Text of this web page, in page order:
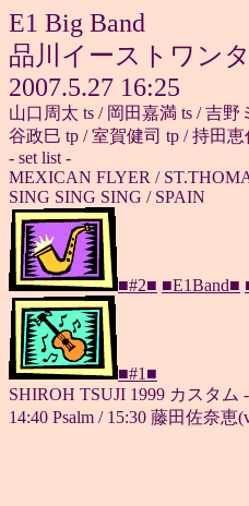
E1 Big Band
品川イーストワン
2007.5.27 16:25
山口周太 ts / 岡田嘉満 ts / 吉野
谷政巳 tp / 室賀健司 tp / 持田
- set list -
MEXICAN FLYER /
SING SING SING / SPAIN
■#2■ ■E1Band■
■#1■
SHIROH TSUJI 1999 カスタム
14:40 Psalm / 15:30 藤田佐奈